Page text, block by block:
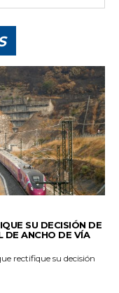
SU DECISIÓN DE
DE ANCHO DE VÍA
rectifique su decisión